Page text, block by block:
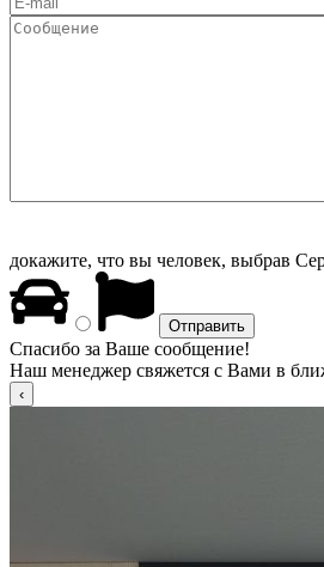
докажите, что вы человек, выбрав
Спасибо за Ваше сообщение!
Наш менеджер свяжется с Вами в